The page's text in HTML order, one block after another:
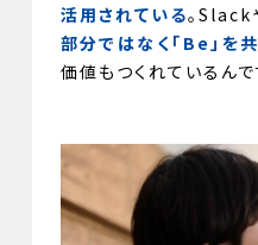
活用されている。
部分ではなく「Be」を
価値もつくれているんで